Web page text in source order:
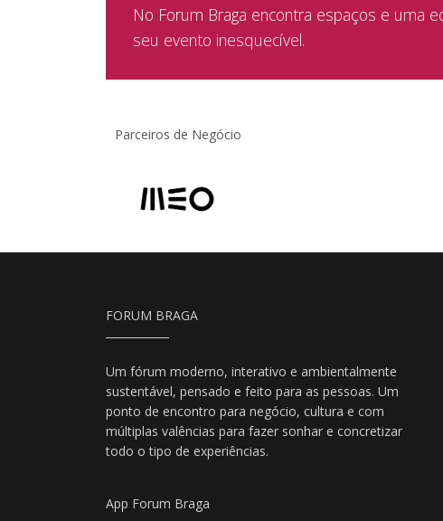
No Forum Braga encontra espaços e uma
seu evento inesquecível.
Parceiros de Negócio
FORUM BRAGA
Um fórum moderno, interativo e ambientalmente
sustentável, pensado e feito para as pessoas. Um
ponto de encontro para negócio, cultura e com
múltiplas valências para fazer sonhar e concretizar
todo o tipo de experiências.
App Forum Braga